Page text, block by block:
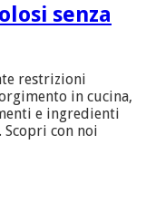
senza
restrizioni
in cucina,
e ingredienti
con noi